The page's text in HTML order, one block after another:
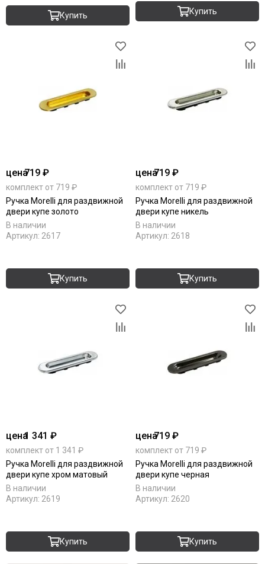
Купить Купить
цена719 ₽
комплект от 719 ₽
Ручка Morelli для раздвижной
двери купе золото
В наличии
Артикул: 2617
Купить
цена719 ₽
комплект от 719 ₽
Ручка Morelli для раздвижной
двери купе никель
В наличии
Артикул: 2618
Купить
цена1 341 ₽
комплект от 1 341 ₽
Ручка Morelli для раздвижной
двери купе хром матовый
В наличии
Артикул: 2619
Купить
цена719 ₽
комплект от 719 ₽
Ручка Morelli для раздвижной
двери купе черная
В наличии
Артикул: 2620
Купить